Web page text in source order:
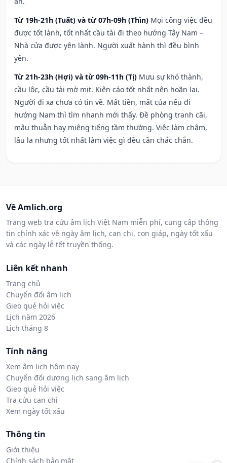
Từ 19h-21h (Tuất) và từ 07h-09h (Thìn) Mọi công việc đều
được tốt lành, tốt nhất cầu tài đi theo hướng Tây Nam –
Nhà cửa được yên lành. Người xuất hành thì đều bình
yên.
Từ 21h-23h (Hợi) và từ 09h-11h (Tị) Mưu sự khó thành,
cầu lộc, cầu tài mờ mịt. Kiện cáo tốt nhất nên hoãn lại.
Người đi xa chưa có tin về. Mất tiền, mất của nếu đi
hướng Nam thì tìm nhanh mới thấy. Đề phòng tranh cãi,
mâu thuẫn hay miệng tiếng tầm thường. Việc làm chậm,
lâu la nhưng tốt nhất làm việc gì đều cần chắc chắn.
Về Amlich.org
Trang web tra cứu âm lịch Việt Nam miễn phí, cung cấp thông
tin chính xác về ngày âm lịch, can chi, con giáp, ngày tốt xấu
và các ngày lễ tết truyền thống.
Liên kết nhanh
Trang chủ
Chuyển đổi âm lịch
Gieo quẻ hỏi việc
Lịch năm 2026
Lịch tháng 8
Tính năng
Xem âm lịch hôm nay
Chuyển đổi dương lịch sang âm lịch
Gieo quẻ hỏi việc
Tra cứu can chi
Xem ngày tốt xấu
Thông tin
Giới thiệu
Chính sách bảo mật